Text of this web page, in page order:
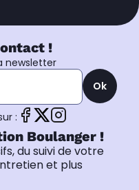
!
newsletter
Ok
:
Boulanger !
du suivi de votre
et plus